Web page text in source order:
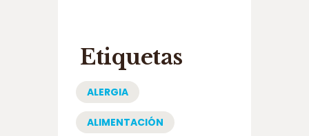
Etiquetas
ALERGIA
ALIMENTACIÓN